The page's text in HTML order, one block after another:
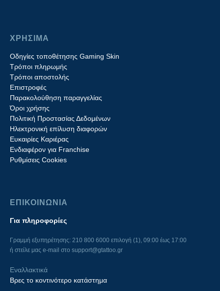
ΧΡΗΣΙΜΑ
Οδηγίες τοποθέτησης Gaming Skin
Τρόποι πληρωμής
Τρόποι αποστολής
Επιστροφές
Παρακολούθηση παραγγελίας
Όροι χρήσης
Πολιτική Προστασίας Δεδομένων
Ηλεκτρονική επίλυση διαφορών
Ευκαιρίες Καριέρας
Ενδιαφέρον για Franchise
Ρυθμίσεις Cookies
ΕΠΙΚΟΙΝΩΝΙΑ
Για πληροφορίες
Γραμμή εξυπηρέτησης: 210 800 6000 επιλογή (1), 09:00 έως 17:00
ή στείλε μας e-mail στο support@gtattoo.gr
Εναλλακτικά
Βρες το κοντινότερο κατάστημα